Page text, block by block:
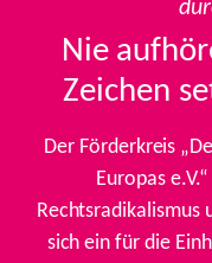
Nie
Zeichen
Der Förderkreis
Europas
Rechtsradikalismus
sich ein für die